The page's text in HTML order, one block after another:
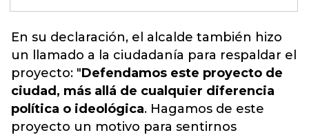
En su declaración, el alcalde también hizo
un llamado a la ciudadanía para respaldar el
proyecto: "Defendamos este proyecto de
ciudad, más allá de cualquier diferencia
política o ideológica. Hagamos de este
proyecto un motivo para sentirnos